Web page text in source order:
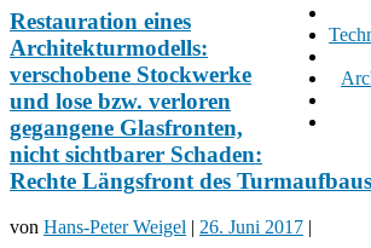
Restauration eines
Architekturmodells:
verschobene Stockwerke
und lose bzw. verloren
gegangene Glasfronten,
nicht sichtbarer Schaden:
Rechte Längsfront des
von Hans-Peter Weigel | 26. Juni 2017 |